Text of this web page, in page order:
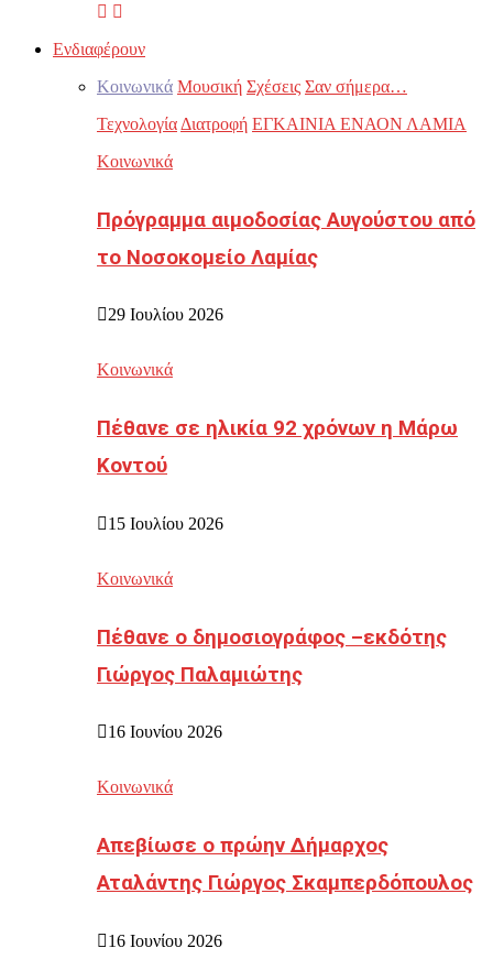
Ενδιαφέρουν
Κοινωνικά Μουσική Σχέσεις Σαν σήμερα…
Τεχνολογία Διατροφή ΕΓΚΑΙΝΙΑ ΕΝΑΟΝ ΛΑΜΙΑ
Κοινωνικά
Πρόγραμμα αιμοδοσίας Αυγούστου από
το Νοσοκομείο Λαμίας
29 Ιουλίου 2026
Κοινωνικά
Πέθανε σε ηλικία 92 χρόνων η Μάρω
Κοντού
15 Ιουλίου 2026
Κοινωνικά
Πέθανε ο δημοσιογράφος –εκδότης
Γιώργος Παλαμιώτης
16 Ιουνίου 2026
Κοινωνικά
Απεβίωσε ο πρώην Δήμαρχος
Αταλάντης Γιώργος Σκαμπερδόπουλος
16 Ιουνίου 2026